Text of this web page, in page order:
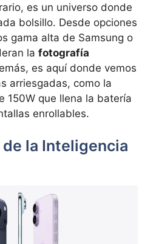
es un universo donde
bolsillo. Desde opciones
gama alta de Samsung o
la fotografía
es aquí donde vemos
arriesgadas, como la
150W que llena la batería
enrollables.
la Inteligencia